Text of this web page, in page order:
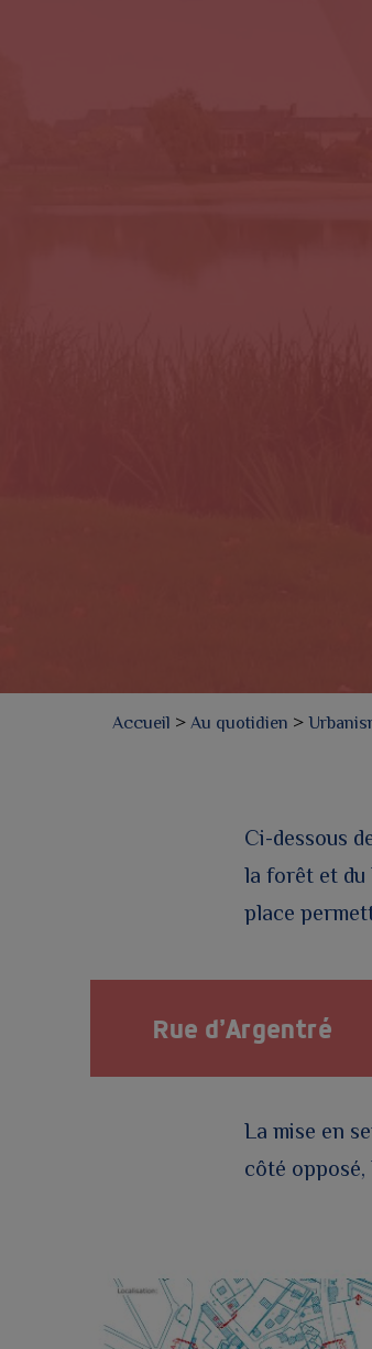
Accueil > Au quotidien >
Ci-dessous
la forêt et du
place
Rue d’Argentré
La mise en
côté